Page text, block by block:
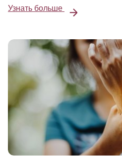
Узнать больше